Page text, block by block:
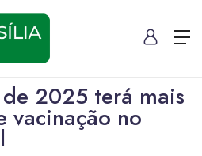
2025 terá mais
vacinação no